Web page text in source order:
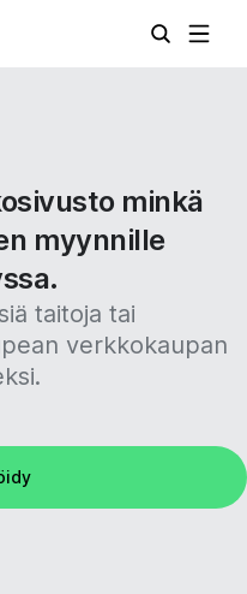
minkä
myynnille
taitoja tai
verkkokaupan